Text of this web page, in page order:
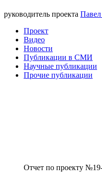
руководитель проекта
Проект
Видео
Новости
Публикации в СМИ
Научные публикации
Прочие публикации
Отчет по проекту